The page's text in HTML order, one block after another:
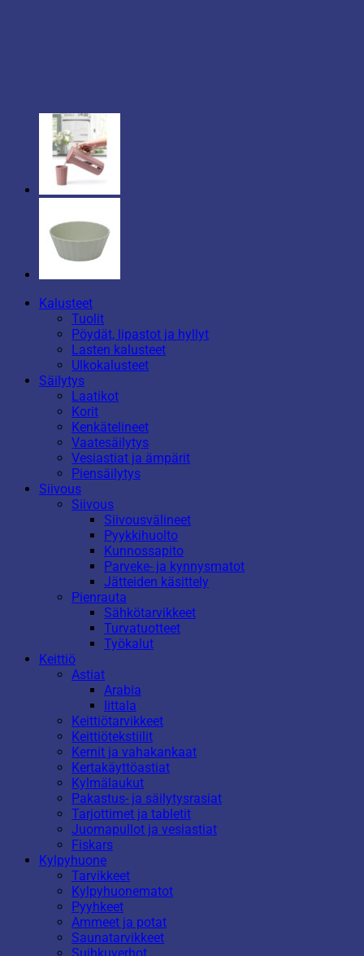
Kalusteet
Tuolit
Pöydät, lipastot ja hyllyt
Lasten kalusteet
Ulkokalusteet
Säilytys
Laatikot
Korit
Kenkätelineet
Vaatesäilytys
Vesiastiat ja ämpärit
Piensäilytys
Siivous
Siivous
Siivousvälineet
Pyykkihuolto
Kunnossapito
Parveke- ja kynnysmatot
Jätteiden käsittely
Pienrauta
Sähkötarvikkeet
Turvatuotteet
Työkalut
Keittiö
Astiat
Arabia
Iittala
Keittiötarvikkeet
Keittiötekstiilit
Kernit ja vahakankaat
Kertakäyttöastiat
Kylmälaukut
Pakastus- ja säilytysrasiat
Tarjottimet ja tabletit
Juomapullot ja vesiastiat
Fiskars
Kylpyhuone
Tarvikkeet
Kylpyhuonematot
Pyyhkeet
Ammeet ja potat
Saunatarvikkeet
Suihkuverhot